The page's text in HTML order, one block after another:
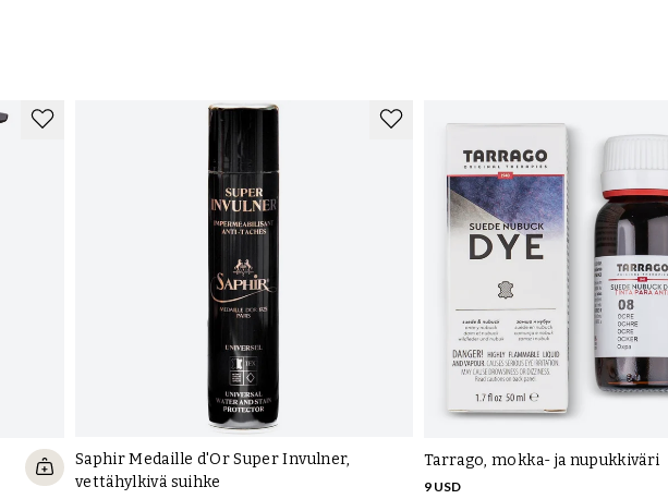
Saphir Medaille d'Or Super Invulner,
vettähylkivä suihke
Tarrago, mokka- ja nupukkiväri
9 USD